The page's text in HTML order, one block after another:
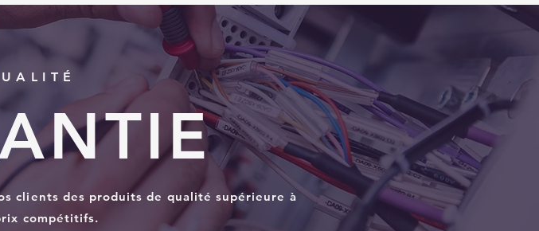
clients des produits de qualité supérieure à
compétitifs.